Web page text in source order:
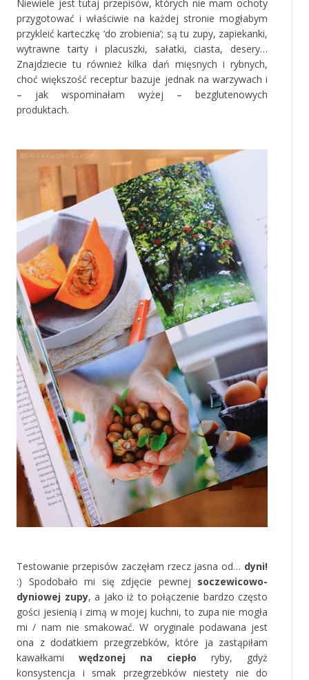
Niewiele jest tutaj przepisów, których nie mam ochoty
przygotować i właściwie na każdej stronie mogłabym
przykleić karteczkę ‘do zrobienia’; są tu zupy, zapiekanki,
wytrawne tarty i placuszki, sałatki, ciasta, desery…
Znajdziecie tu również kilka dań mięsnych i rybnych,
choć większość receptur bazuje jednak na warzywach i
– jak wspominałam wyżej – bezglutenowych
produktach.
Testowanie przepisów zaczęłam rzecz jasna od… dyni!
:) Spodobało mi się zdjęcie pewnej soczewicowo-
dyniowej zupy, a jako iż to połączenie bardzo często
gości jesienią i zimą w mojej kuchni, to zupa nie mogła
mi / nam nie smakować. W oryginale podawana jest
ona z dodatkiem przegrzebków, które ja zastąpiłam
kawałkami wędzonej na ciepło ryby, gdyż
konsystencja i smak przegrzebków niestety nie do